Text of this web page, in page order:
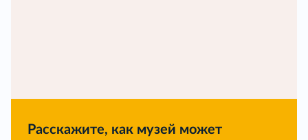
Расскажите, как музей может